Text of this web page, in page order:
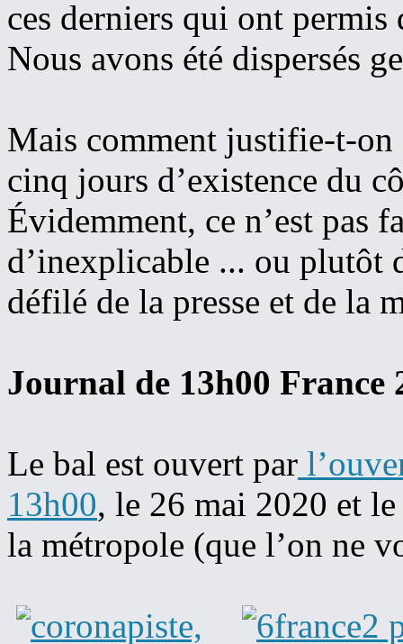
ces derniers qui ont permis
Nous avons été dispersés
Mais comment justifie-t-on
cinq jours d’existence du
Évidemment, ce n’est pas
d’inexplicable ... ou plutôt
défilé de la presse et de la
Journal de 13h00 France
Le bal est ouvert par
13h00, le 26 mai 2020 et
la métropole (que l’on ne